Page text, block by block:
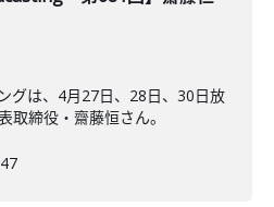
グは、4月27日、28日、30日放
取締役・齋藤恒さん。